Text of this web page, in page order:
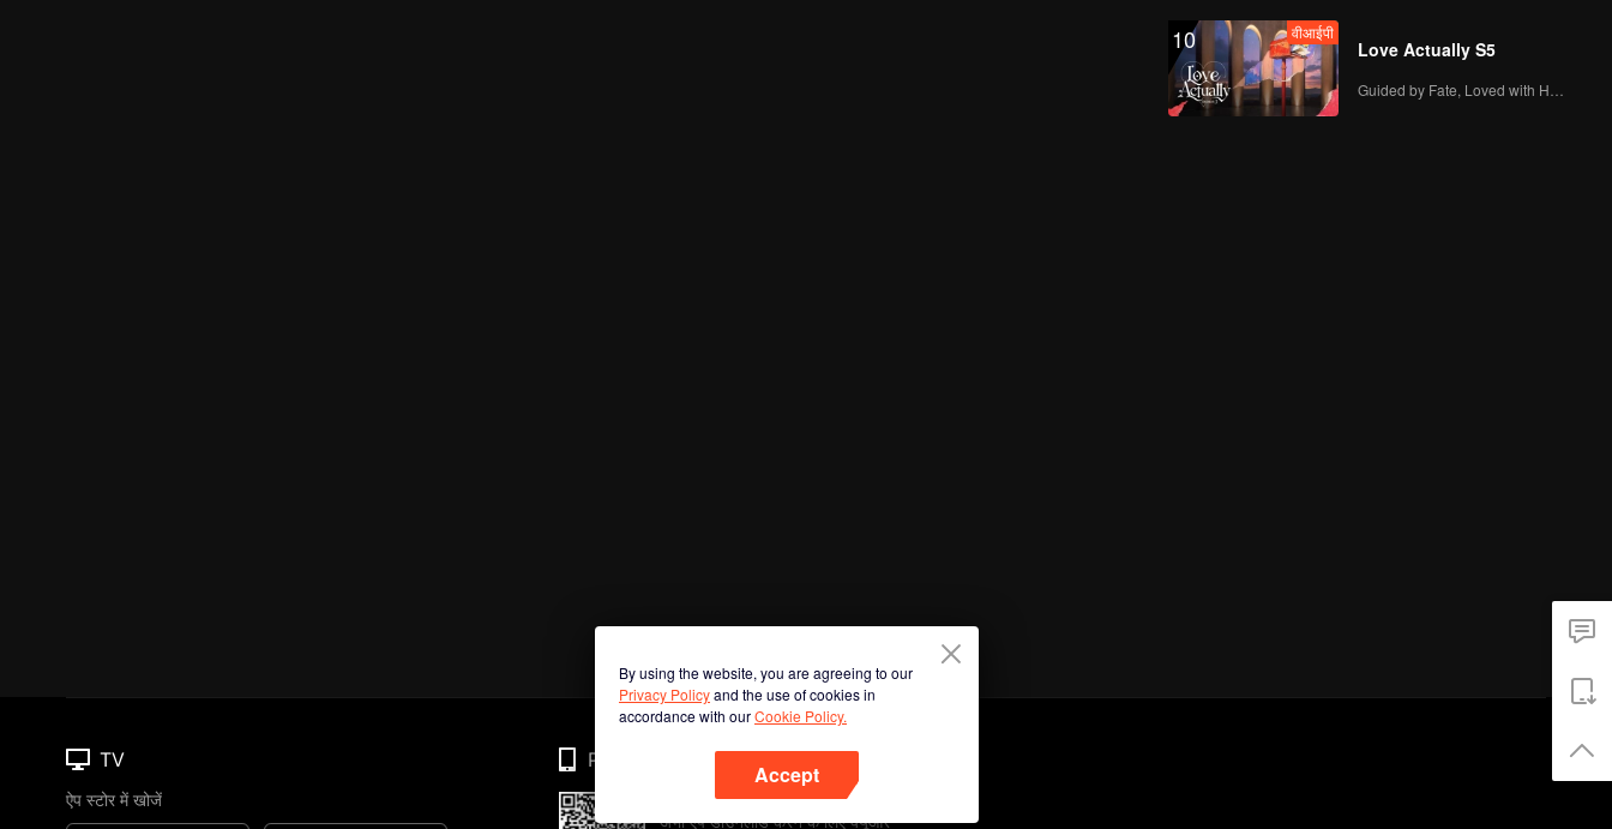
10 वीआईपी
Love Actually S5
By using the website, you are agreeing to our
Privacy Policyand the use of cookies in
accordance with ourCookie Policy.
Accept
TV
ऐप स्टोर में खोजें
Phone
अभी ऐप डाउनलोड करने के लिए क्यूआर